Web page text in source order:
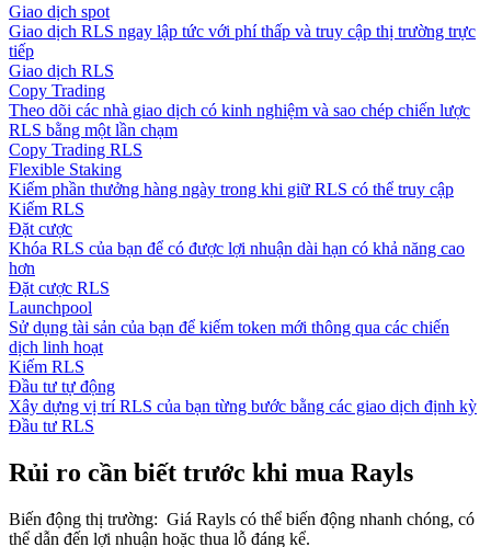
Giao dịch spot
Giao dịch RLS ngay lập tức với phí thấp và truy cập thị trường trực
tiếp
Giao dịch RLS
Copy Trading
Theo dõi các nhà giao dịch có kinh nghiệm và sao chép chiến lược
RLS bằng một lần chạm
Copy Trading RLS
Flexible Staking
Kiếm phần thưởng hàng ngày trong khi giữ RLS có thể truy cập
Kiếm RLS
Đặt cược
Khóa RLS của bạn để có được lợi nhuận dài hạn có khả năng cao
hơn
Đặt cược RLS
Launchpool
Sử dụng tài sản của bạn để kiếm token mới thông qua các chiến
dịch linh hoạt
Kiếm RLS
Đầu tư tự động
Xây dựng vị trí RLS của bạn từng bước bằng các giao dịch định kỳ
Đầu tư RLS
Rủi ro cần biết trước khi mua Rayls
Biến động thị trường: Giá Rayls có thể biến động nhanh chóng, có
thể dẫn đến lợi nhuận hoặc thua lỗ đáng kể.